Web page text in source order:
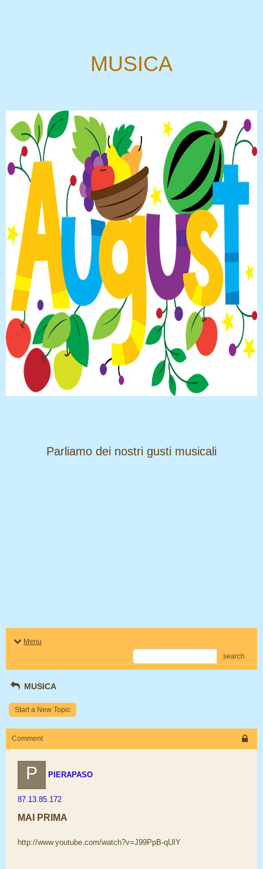
MUSICA
​​​​​​​Parliamo dei nostri gusti musicali
Menu
search
MUSICA
Start a New Topic
Comment
P PIERAPASO
87.13.85.172
MAI PRIMA
http://www.youtube.com/watch?v=J99PpB-qUIY